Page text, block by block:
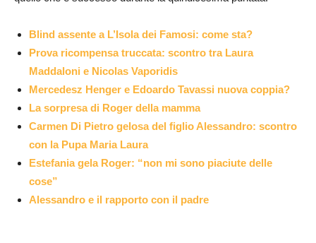
Blind assente a L’Isola dei Famosi: come sta?
Prova ricompensa truccata: scontro tra Laura
Maddaloni e Nicolas Vaporidis
Mercedesz Henger e Edoardo Tavassi nuova coppia?
La sorpresa di Roger della mamma
Carmen Di Pietro gelosa del figlio Alessandro: scontro
con la Pupa Maria Laura
Estefania gela Roger: “non mi sono piaciute delle
cose”
Alessandro e il rapporto con il padre